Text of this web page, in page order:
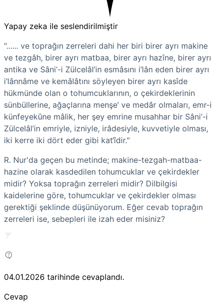
Yapay zeka ile seslendirilmiştir
"...... ve toprağın zerreleri dahi her biri birer ayrı makine
ve tezgâh, birer ayrı matbaa, birer ayrı hazîne, birer ayrı
antika ve Sâni‘-i Zülcelâl’in esmâsını i‘lân eden birer ayrı
i‘lânnâme ve kemâlâtını söyleyen birer ayrı kasîde
hükmünde olan o tohumcuklarının, o çekirdeklerinin
sünbüllerine, ağaçlarına menşe’ ve medâr olmaları, emr-i
künfeyekûne mâlik, her şey emrine musahhar bir Sâni‘-i
Zülcelâl’in emriyle, izniyle, irâdesiyle, kuvvetiyle olması,
iki kerre iki dört eder gibi kat‘îdir."
R. Nur'da geçen bu metinde; makine-tezgah-matbaa-
hazine olarak kasdedilen tohumcuklar ve çekirdekler
midir? Yoksa toprağın zerreleri midir? Dilbilgisi
kaidelerine göre, tohumcuklar ve çekirdekler olması
gerektiği şeklinde düşünüyorum. Eğer cevab toprağın
zerreleri ise, sebepleri ile izah eder misiniz?
04.01.2026 tarihinde cevaplandı.
Cevap